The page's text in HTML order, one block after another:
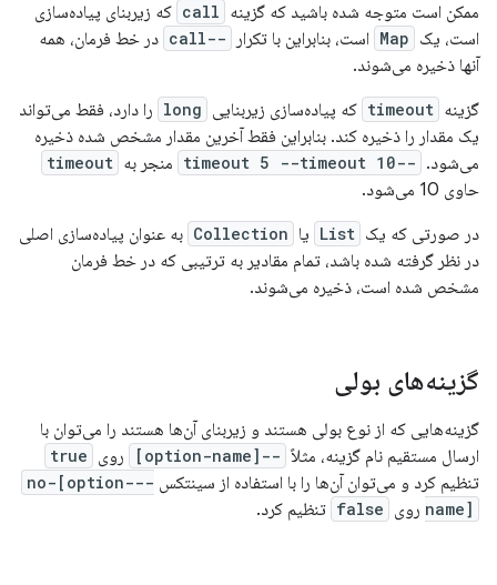
ممکن است متوجه شده باشید که گزینه call که زیربنای پیاده‌سازی
است، یک Map است، بنابراین با تکرار --call
در خط فرمان، همه
آنها ذخیره می‌شوند.
گزینه timeout که پیاده‌سازی زیربنایی long را دارد، فقط می‌تواند
یک مقدار را ذخیره کند. بنابراین فقط آخرین مقدار مشخص شده ذخیره
می‌شود. --timeout 5 --timeout 10 منجر به timeout
حاوی 10 می‌شود.
در صورتی که یک List یا Collection به عنوان پیاده‌سازی اصلی
در نظر گرفته شده باشد، تمام مقادیر به ترتیبی که در خط فرمان
مشخص شده است، ذخیره می‌شوند.
گزینه‌های بولی
گزینه‌هایی که از نوع بولی هستند و زیربنای آن‌ها هستند را می‌توان با
ارسال مستقیم نام گزینه، مثلاً --[option-name] روی true
تنظیم کرد و می‌توان آن‌ها را با استفاده از سینتکس
--no-[option-
name] روی false تنظیم کرد.